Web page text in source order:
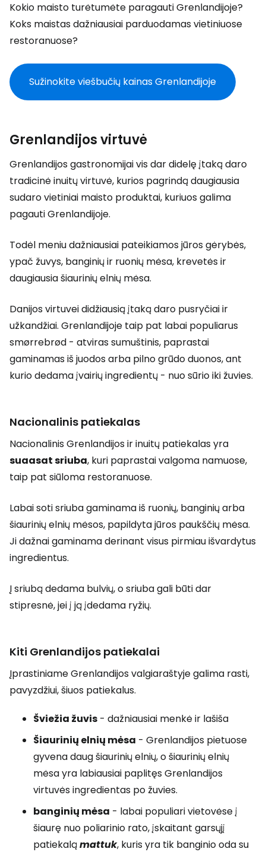
Kokio maisto turėtumėte paragauti Grenlandijoje?
Koks maistas dažniausiai parduodamas vietiniuose
restoranuose?
Sužinokite viešbučių kainas Grenlandijoje
Grenlandijos virtuvė
Grenlandijos gastronomijai vis dar didelę įtaką daro
tradicinė inuitų virtuvė, kurios pagrindą daugiausia
sudaro vietiniai maisto produktai, kuriuos galima
pagauti Grenlandijoje.
Todėl meniu dažniausiai pateikiamos jūros gėrybės,
ypač žuvys, banginių ir ruonių mėsa, krevetės ir
daugiausia šiaurinių elnių mėsa.
Danijos virtuvei didžiausią įtaką daro pusryčiai ir
užkandžiai. Grenlandijoje taip pat labai populiarus
smørrebrød - atviras sumuštinis, paprastai
gaminamas iš juodos arba pilno grūdo duonos, ant
kurio dedama įvairių ingredientų - nuo sūrio iki žuvies.
Nacionalinis patiekalas
Nacionalinis Grenlandijos ir inuitų patiekalas yra
suaasat sriuba, kuri paprastai valgoma namuose,
taip pat siūloma restoranuose.
Labai soti sriuba gaminama iš ruonių, banginių arba
šiaurinių elnių mėsos, papildyta jūros paukščių mėsa.
Ji dažnai gaminama derinant visus pirmiau išvardytus
ingredientus.
Į sriubą dedama bulvių, o sriuba gali būti dar
stipresnė, jei į ją įdedama ryžių.
Kiti Grenlandijos patiekalai
Įprastiniame Grenlandijos valgiaraštyje galima rasti,
pavyzdžiui, šiuos patiekalus.
Šviežia žuvis - dažniausiai menkė ir lašiša
Šiaurinių elnių mėsa - Grenlandijos pietuose
gyvena daug šiaurinių elnių, o šiaurinių elnių
mėsa yra labiausiai paplitęs Grenlandijos
virtuvės ingredientas po žuvies.
banginių mėsa - labai populiari vietovėse į
šiaurę nuo poliarinio rato, įskaitant garsųjį
patiekaląmattuk, kuris yra tik banginio oda su